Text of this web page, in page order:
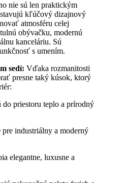
nie sú len praktickým
kľúčový dizajnový
atmosféru celej
obývačku, modernú
kanceláriu. Sú
s umením.
sedí: Vďaka rozmanitosti
presne taký kúsok, ktorý
do priestoru teplo a prírodný
pre industriálny a moderný
elegantne, luxusne a